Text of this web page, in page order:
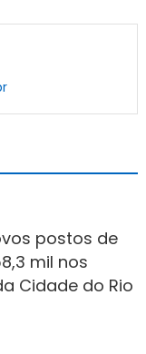
postos de
mil nos
Cidade do Rio